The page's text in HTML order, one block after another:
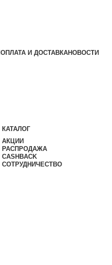
ОПЛАТА И ДОСТАВКАНОВОСТИ
КАТАЛОГ
АКЦИИ
РАСПРОДАЖА
CASHBACK
СОТРУДНИЧЕСТВО